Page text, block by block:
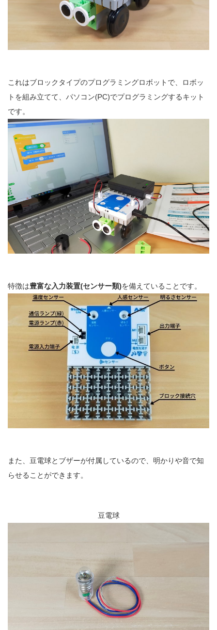
これはブロックタイプのプログラミングロボットで、ロボッ
トを組み立てて、パソコン(PC)でプログラミングするキット
です。
特徴は豊富な入力装置(センサー類)を備えていることです。
また、豆電球とブザーが付属しているので、明かりや音で知
らせることができます。
豆電球